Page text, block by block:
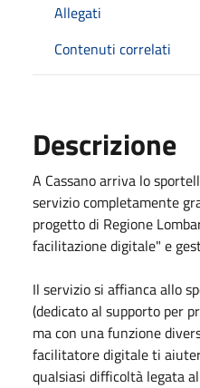
Allegati
Contenuti correlati
Descrizione
A Cassano arriva lo
servizio completamente
progetto di Regione
facilitazione digitale" e
Il servizio si affianca allo
(dedicato al supporto per
ma con una funzione
facilitatore digitale ti
qualsiasi difficoltà legata